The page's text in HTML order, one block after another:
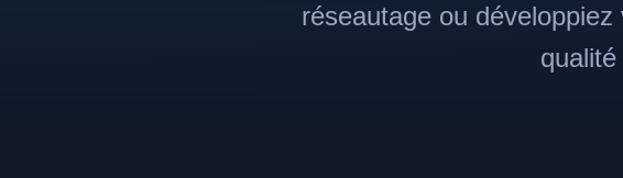
réseautage ou